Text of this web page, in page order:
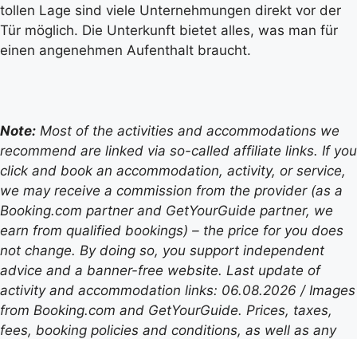
tollen Lage sind viele Unternehmungen direkt vor der
Tür möglich. Die Unterkunft bietet alles, was man für
einen angenehmen Aufenthalt braucht.
Note: Most of the activities and accommodations we
recommend are linked via so-called affiliate links. If you
click and book an accommodation, activity, or service,
we may receive a commission from the provider (as a
Booking.com partner and GetYourGuide partner, we
earn from qualified bookings) – the price for you does
not change. By doing so, you support independent
advice and a banner-free website. Last update of
activity and accommodation links: 06.08.2026 / Images
from Booking.com and GetYourGuide. Prices, taxes,
fees, booking policies and conditions, as well as any